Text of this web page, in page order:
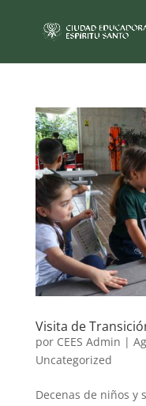
Visita de
por CEES Admin |
Uncategorized
Decenas de niños y